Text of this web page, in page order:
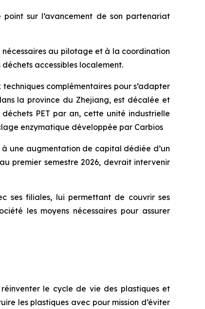
sur l’avancement de son partenariat
au pilotage et à la coordination
accessibles localement.
complémentaires pour s’adapter
la province du Zhejiang, est décalée et
PET par an, cette unité industrielle
enzymatique développée par Carbios
une augmentation de capital dédiée d’un
premier semestre 2026, devrait intervenir
ses filiales, lui permettant de couvrir ses
les moyens nécessaires pour assurer
le cycle de vie des plastiques et
les plastiques avec pour mission d’éviter